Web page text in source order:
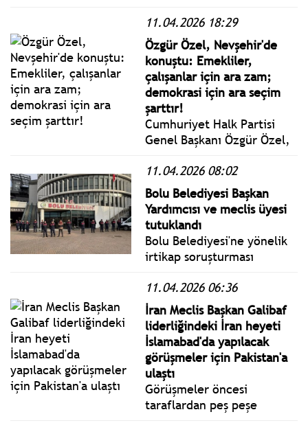
başkenti İslamabad'da
doğrudan görüşen ABD ve
İran heyetleri barış için
uzlaşamadı. ABD heyeti
Pakistan'dan ayrıldı.
11.04.2026 18:29
Özgür Özel, Nevşehir'de
konuştu: Emekliler,
çalışanlar için ara zam;
demokrasi için ara seçim
şarttır!
Cumhuriyet Halk Partisi
Genel Başkanı Özgür Özel,
gerçekleştirilen Millet
İradesine Sahip Çıkıyor
Mitinginde konuştu.
11.04.2026 08:02
Bolu Belediyesi Başkan
Yardımcısı ve meclis üyesi
tutuklandı
Bolu Belediyesi'ne yönelik
irtikap soruşturması
alınan Belediye Başkan
Yardımcısı Leyla Beykoz ile
Belediye Meclis Üyesi
Aydan Özdemir tutuklandı.
11.04.2026 06:36
İran Meclis Başkan Galibaf
liderliğindeki İran heyeti
İslamabad'da yapılacak
görüşmeler için Pakistan'a
ulaştı
Görüşmeler öncesi
taraflardan peş peşe